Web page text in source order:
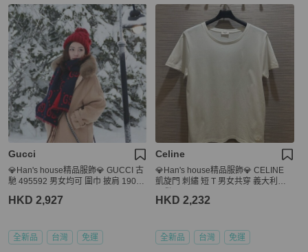
Gucci
💎Han's house精品服飾💎 GUCCI 古
馳 495592 男女均可 圍巾 披肩 190x3
HKD 2,927
全新品 台灣 免運
Celine
💎Han's house精品服飾💎 CELINE
凱旋門 刺繡 短 T 男女共穿 義大利製
HKD 2,232
全新品 台灣 免運